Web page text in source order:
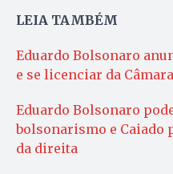
LEIA TAMBÉM
Eduardo Bolsonaro
e se licenciar da
Eduardo Bolsonaro
bolsonarismo e Caiado
da direita